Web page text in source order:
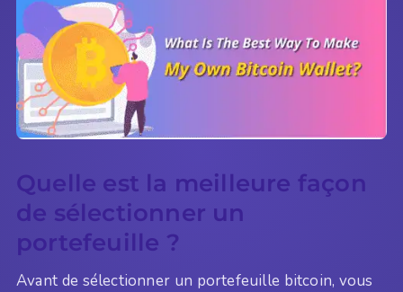
Quelle est la meilleure façon
de sélectionner un
portefeuille ?
Avant de sélectionner un portefeuille bitcoin, vous